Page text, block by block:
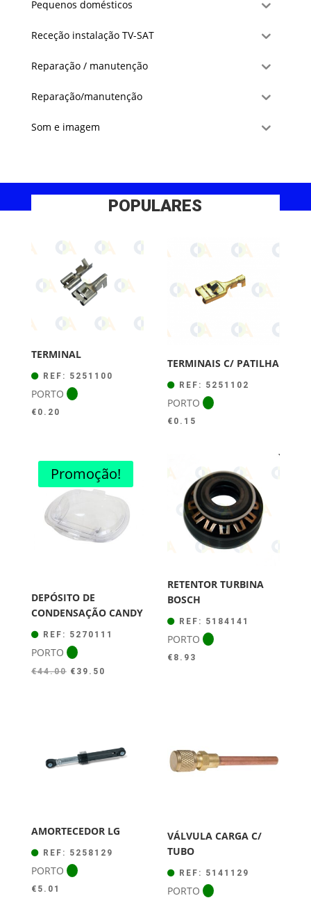
Pequenos domésticos
Receção instalação TV-SAT
Reparação / manutenção
Reparação/manutenção
Som e imagem
POPULARES
TERMINAL
REF: 5251100
PORTO
€ 0.20
TERMINAIS C/ PATILHA
REF: 5251102
PORTO
€ 0.15
Promoção!
DEPÓSITO DE
CONDENSAÇÃO CANDY
REF: 5270111
PORTO
€44.00 O
€ 39.50
RETENTOR TURBINA
BOSCH
REF: 5184141
PORTO
€ 8.93
AMORTECEDOR LG
REF: 5258129
PORTO
€ 5.01
VÁLVULA CARGA C/
TUBO
REF: 5141129
PORTO